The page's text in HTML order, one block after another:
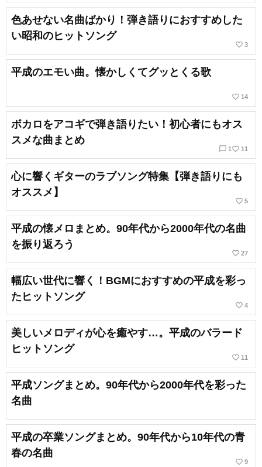
色あせない名曲ばかり！弾き語りにおすすめした
い昭和のヒットソング
favorite_border 3
平成のエモい曲。懐かしくてグッとくる歌
favorite_border 14
ボカロをアコギで弾き語りたい！初心者にもオス
スメな曲まとめ
chat_bubble_outline 1 favorite_border 11
心に響くギターのラブソング特集【弾き語りにも
オススメ】
favorite_border 5
平成の懐メロまとめ。90年代から2000年代の名曲
を振り返ろう
favorite_border 27
幅広い世代に響く！BGMにおすすめの平成を彩っ
たヒットソング
favorite_border 4
美しいメロディが心を癒やす…。平成のバラード
ヒットソング
favorite_border 11
平成ソングまとめ。90年代から2000年代を彩った
名曲
平成の卒業ソングまとめ。90年代から10年代の青
春の名曲
favorite_border 9